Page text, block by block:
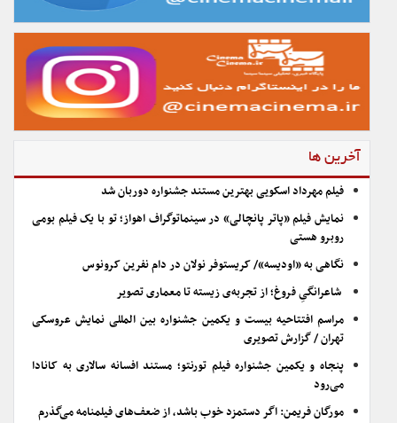
آخرین ها
فیلم مهرداد اسکویی بهترین مستند جشنواره دوربان شد
نمایش فیلم «پاتر پانچالی» در سینماتوگراف اهواز؛ تو با یک فیلم بومی
روبرو هستی
نگاهی به «اودیسه»/ کریستوفر نولان در دام نفرین کرونوس
شاعرانگیِ فروغ؛ از تجربه‌ی زیسته تا معماری تصویر
مراسم افتتاحیه بیست و یکمین جشنواره بین المللی نمایش عروسکی
تهران / گزارش تصویری
پنجاه و یکمین جشنواره فیلم تورنتو؛ مستند افسانه سالاری به کانادا
می‌رود
مورگان فریمن: اگر دستمزد خوب باشد، از ضعف‌های فیلمنامه می‌گذرم